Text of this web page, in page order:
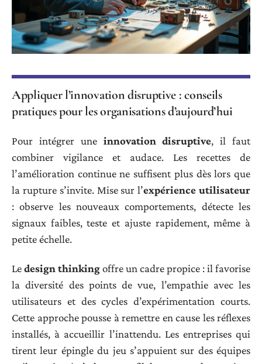
Appliquer l’innovation disruptive : conseils
pratiques pour les organisations d’aujourd’hui
Pour intégrer une innovation disruptive, il faut
combiner vigilance et audace. Les recettes de
l’amélioration continue ne suffisent plus dès lors que
la rupture s’invite. Mise sur l’expérience utilisateur
: observe les nouveaux comportements, détecte les
signaux faibles, teste et ajuste rapidement, même à
petite échelle.
Ledesign thinkingoffre un cadre propice : il favorise
la diversité des points de vue, l’empathie avec les
utilisateurs et des cycles d’expérimentation courts.
Cette approche pousse à remettre en cause les réflexes
installés, à accueillir l’inattendu. Les entreprises qui
tirent leur épingle du jeu s’appuient sur des équipes